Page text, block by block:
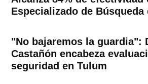
Especializado de Búsqueda
"No bajaremos la guardia":
Castañón encabeza
seguridad en Tulum